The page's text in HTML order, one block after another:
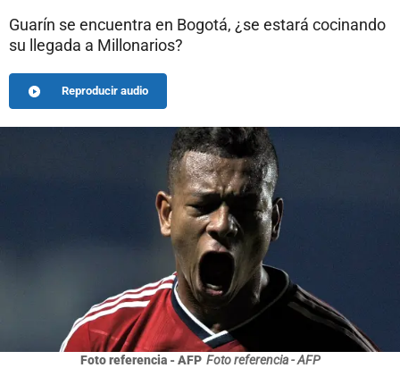
Guarín se encuentra en Bogotá, ¿se estará cocinando
su llegada a Millonarios?
Reproducir audio
Foto referencia - AFP Foto referencia - AFP